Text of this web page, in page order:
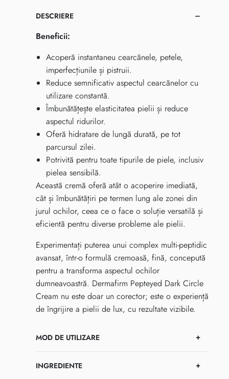
DESCRIERE
Beneficii:
Acoperă instantaneu cearcănele, petele,
imperfecțiunile și pistruii.
Reduce semnificativ aspectul cearcănelor cu
utilizare constantă.
Îmbunătățește elasticitatea pielii și reduce
aspectul ridurilor.
Oferă hidratare de lungă durată, pe tot
parcursul zilei.
Potrivită pentru toate tipurile de piele, inclusiv
pielea sensibilă.
Această cremă oferă atât o acoperire imediată,
cât și îmbunătățiri pe termen lung ale zonei din
jurul ochilor, ceea ce o face o soluție versatilă și
eficientă pentru diverse probleme ale pielii.
Experimentați puterea unui complex multi-peptidic
avansat, într-o formulă cremoasă, fină, concepută
pentru a transforma aspectul ochilor
dumneavoastră. Dermafirm Pepteyed Dark Circle
Cream nu este doar un corector; este o experiență
de îngrijire a pielii de lux, cu rezultate vizibile.
MOD DE UTILIZARE
INGREDIENTE